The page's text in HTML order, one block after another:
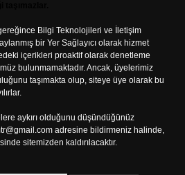
Bilgi Teknolojileri ve İletişim
bir Yer Sağlayıcı olarak hizmet
içerikleri proaktif olarak denetleme
bulunmamaktadır. Ancak, üyelerimiz
taşımakta olup, siteye üye olarak bu
aykırı olduğunu düşündüğünüz
adresine bildirmeniz halinde,
sitemizden kaldırılacaktır.